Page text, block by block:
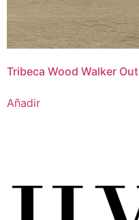
Tribeca Wood Walker Out
Añadir